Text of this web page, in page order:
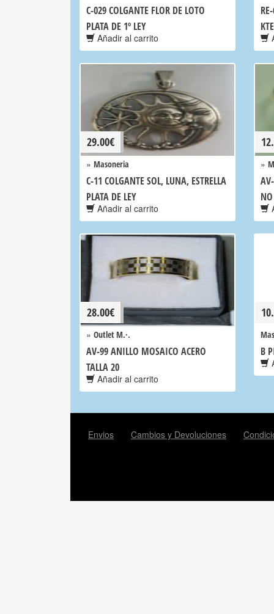
C-029 COLGANTE FLOR DE LOTO
PLATA DE 1º LEY
Añadir al carrito
29.00€
» Masoneria
C-11 COLGANTE SOL, LUNA, ESTRELLA
PLATA DE LEY
Añadir al carrito
»
28.00€
» Outlet M.·.
AV-99 ANILLO MOSAICO ACERO
TALLA 20
Añadir al carrito
B
Envios Cambios y Devoluciones